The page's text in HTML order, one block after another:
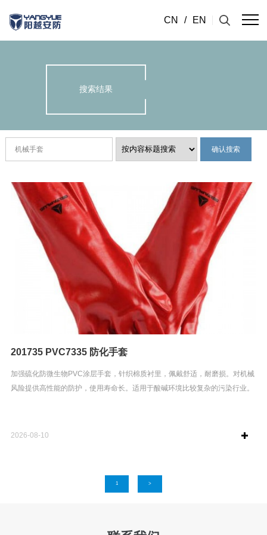
CN / EN
搜索结果
201735 PVC7335 防化手套
加强硫化防微生物PVC涂层手套，针织棉质衬里，佩戴舒适，耐磨损。对机械
风险提供高性能的防护，使用寿命长。适用于酸碱环境比较复杂的污染行业。
2026-08-10
1 >